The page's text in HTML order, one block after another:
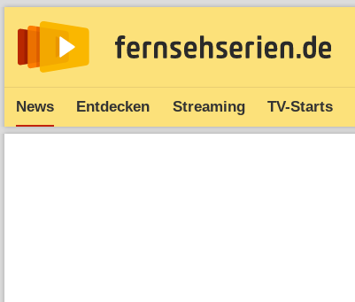
News Entdecken Streaming TV-Starts